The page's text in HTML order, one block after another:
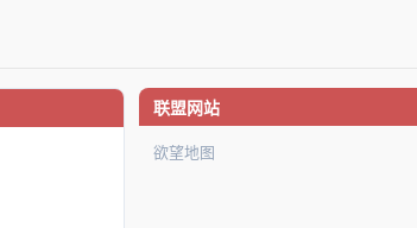
联盟网站
欲望地图